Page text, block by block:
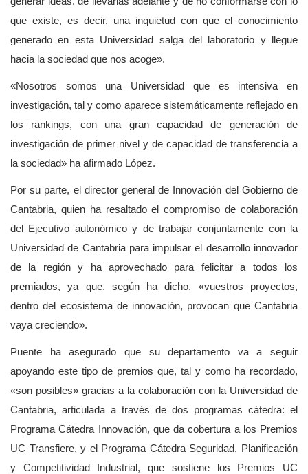
que existe, es decir, una inquietud con que el conocimiento
generado en esta Universidad salga del laboratorio y llegue
hacia la sociedad que nos acoge».
«Nosotros somos una Universidad que es intensiva en
investigación, tal y como aparece sistemáticamente reflejado en
los rankings, con una gran capacidad de generación de
investigación de primer nivel y de capacidad de transferencia a
la sociedad» ha afirmado López.
Por su parte, el director general de Innovación del Gobierno de
Cantabria, quien ha resaltado el compromiso de colaboración
del Ejecutivo autonómico y de trabajar conjuntamente con la
Universidad de Cantabria para impulsar el desarrollo innovador
de la región y ha aprovechado para felicitar a todos los
premiados, ya que, según ha dicho, «vuestros proyectos,
dentro del ecosistema de innovación, provocan que Cantabria
vaya creciendo».
Puente ha asegurado que su departamento va a seguir
apoyando este tipo de premios que, tal y como ha recordado,
«son posibles» gracias a la colaboración con la Universidad de
Cantabria, articulada a través de dos programas cátedra: el
Programa Cátedra Innovación, que da cobertura a los Premios
UC Transfiere, y el Programa Cátedra Seguridad, Planificación
y Competitividad Industrial, que sostiene los Premios UC